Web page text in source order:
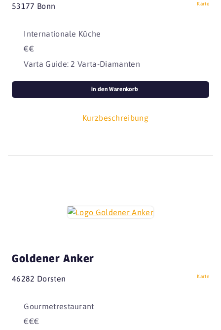
53177 Bonn Karte
Internationale Küche
€€
Varta Guide: 2 Varta-Diamanten
Kurzbeschreibung
in den Warenkorb
Goldener Anker
46282 Dorsten Karte
Gourmetrestaurant
€€€